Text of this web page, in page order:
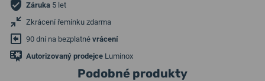
Záruka 5 let
Zkrácení řemínku zdarma
90 dní na bezplatné vrácení
Autorizovaný prodejce Luminox
Podobné produkty